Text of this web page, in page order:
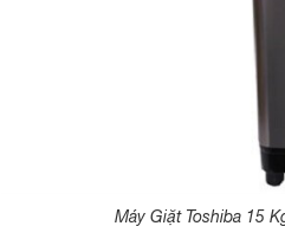
Máy Giặt Toshiba 15